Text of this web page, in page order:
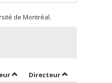
de Montréal.
Trier par auteur en ordre
Directeurpar